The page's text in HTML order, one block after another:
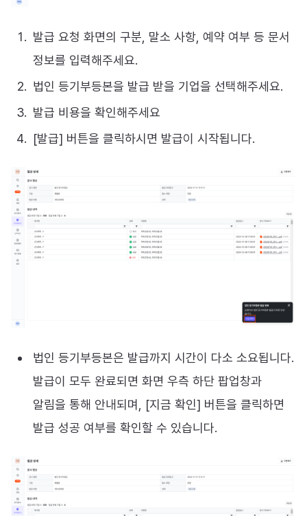
발급 요청 화면의 구분, 말소 사항, 예약 여부 등 문서
정보를 입력해주세요.
법인 등기부등본을 발급 받을 기업을 선택해주세요.
발급 비용을 확인해주세요
[발급] 버튼을 클릭하시면 발급이 시작됩니다.
법인 등기부등본은 발급까지 시간이 다소 소요됩니다.
발급이 모두 완료되면 화면 우측 하단 팝업창과
알림을 통해 안내되며, [지금 확인] 버튼을 클릭하면
발급 성공 여부를 확인할 수 있습니다.